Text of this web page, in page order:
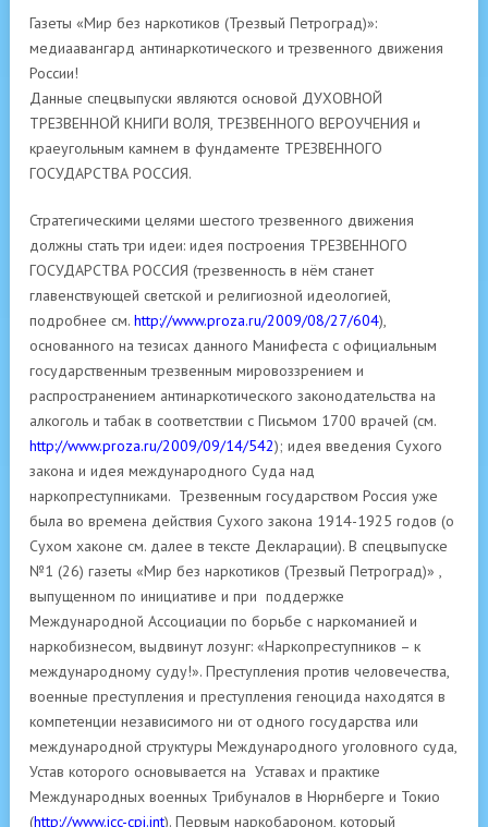
Газеты «Мир без наркотиков (Трезвый Петроград)»:
медиаавангард антинаркотического и трезвенного движения
России!
Данные спецвыпуски являются основой ДУХОВНОЙ
ТРЕЗВЕННОЙ КНИГИ ВОЛЯ, ТРЕЗВЕННОГО ВЕРОУЧЕНИЯ и
краеугольным камнем в фундаменте ТРЕЗВЕННОГО
ГОСУДАРСТВА РОССИЯ.
Стратегическими целями шестого трезвенного движения
должны стать три идеи: идея построения ТРЕЗВЕННОГО
ГОСУДАРСТВА РОССИЯ (трезвенность в нём станет
главенствующей светской и религиозной идеологией,
подробнее см. http://www.proza.ru/2009/08/27/604),
основанного на тезисах данного Манифеста с официальным
государственным трезвенным мировоззрением и
распространением антинаркотического законодательства на
алкоголь и табак в соответствии с Письмом 1700 врачей (см.
http://www.proza.ru/2009/09/14/542); идея введения Сухого
закона и идея международного Суда над
наркопреступниками. Трезвенным государством Россия уже
была во времена действия Сухого закона 1914-1925 годов (о
Сухом хаконе см. далее в тексте Декларации). В спецвыпуске
№1 (26) газеты «Мир без наркотиков (Трезвый Петроград)» ,
выпущенном по инициативе и при поддержке
Международной Ассоциации по борьбе с наркоманией и
наркобизнесом, выдвинут лозунг: «Наркопреступников – к
международному суду!». Преступления против человечества,
военные преступления и преступления геноцида находятся в
компетенции независимого ни от одного государства или
международной структуры Международного уголовного суда,
Устав которого основывается на Уставах и практике
Международных военных Трибуналов в Нюрнберге и Токио
(http://www.icc-cpi.int). Первым наркобароном, который